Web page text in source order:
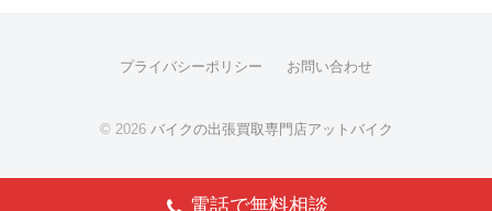
プライバシーポリシー お問い合わせ
© 2026 バイクの出張買取専門店アットバイク
電話で無料相談